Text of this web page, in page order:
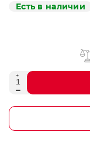
Есть в наличии